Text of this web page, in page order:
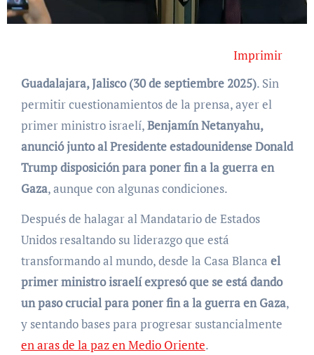
Imprimir
Guadalajara, Jalisco (30 de septiembre 2025). Sin
permitir cuestionamientos de la prensa, ayer el
primer ministro israelí,Benjamín Netanyahu,
anunció junto al Presidente estadounidense Donald
Trump disposición para poner fin a la guerra en
Gaza, aunque con algunas condiciones.
Después de halagar al Mandatario de Estados
Unidos resaltando su liderazgo que está
transformando al mundo, desde la Casa Blanca el
primer ministro israelí expresó que se está dando
un paso crucial para poner fin a la guerra en Gaza,
y sentando bases para progresar sustancialmente
en aras de la paz en Medio Oriente.